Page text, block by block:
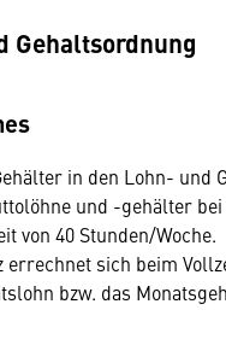
Gehaltsordnung
in den Lohn- und
und -gehälter
von 40 Stunden/Woche.
errechnet sich beim
bzw. das